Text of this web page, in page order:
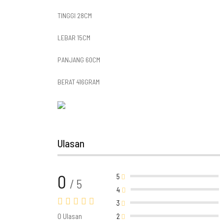
TINGGI 28CM
LEBAR 15CM
PANJANG 60CM
BERAT 416GRAM
Ulasan
0 / 5
0 Ulasan
5
4
3
2